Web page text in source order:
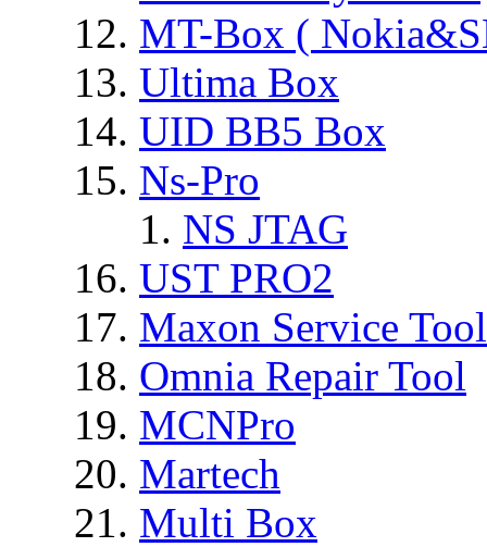
MT-Box (
Ultima Box
UID BB5 Box
Ns-Pro
NS JTAG
UST PRO2
Maxon Service
Omnia Repair Tool
MCNPro
Martech
Multi Box